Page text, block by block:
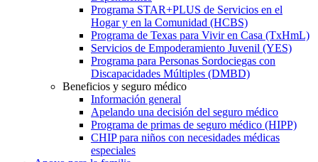
Programa STAR+PLUS de Servicios en el
Hogar y en la Comunidad (HCBS)
Programa de Texas para Vivir en Casa (TxHmL)
Servicios de Empoderamiento Juvenil (YES)
Programa para Personas Sordociegas con
Discapacidades Múltiples (DMBD)
Beneficios y seguro médico
Información general
Apelando una decisión del seguro médico
Programa de primas de seguro médico (HIPP)
CHIP para niños con necesidades médicas
especiales